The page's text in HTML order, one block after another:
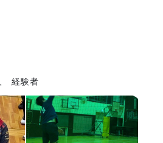
経験者